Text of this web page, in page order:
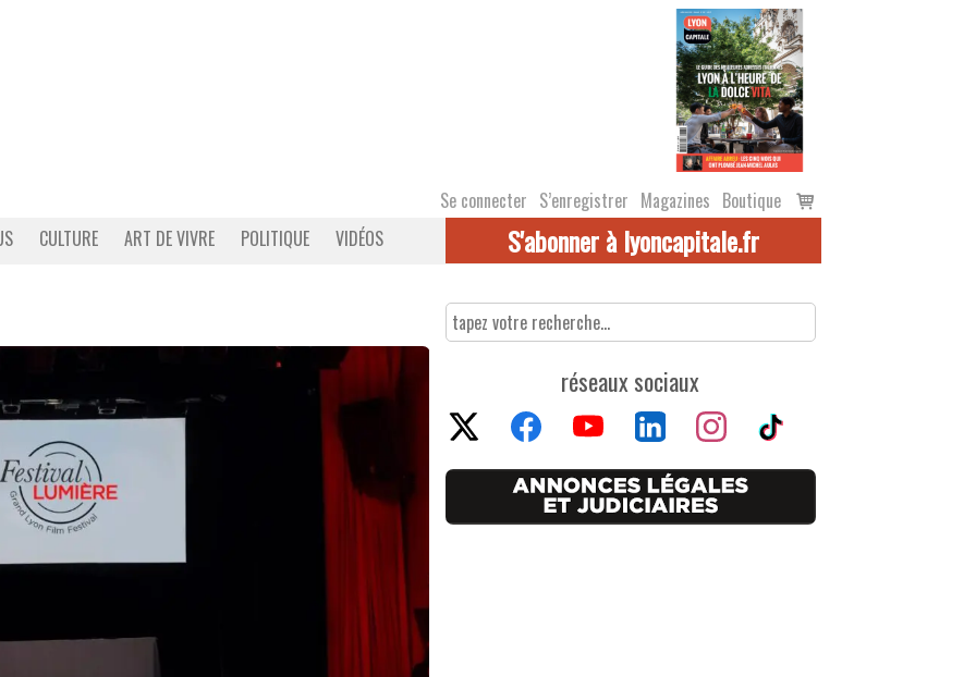
Se connecter S’enregistrer Magazines Boutique
Voir
le
CULTURE ART DE VIVRE POLITIQUE VIDÉOS S'abonner à lyoncapitale.fr
réseaux sociaux